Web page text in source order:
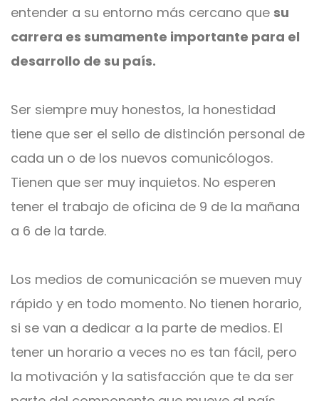
entender a su entorno más cercano que su
carrera es sumamente importante para el
desarrollo de su país.
Ser siempre muy honestos, la honestidad
tiene que ser el sello de distinción personal de
cada un o de los nuevos comunicólogos.
Tienen que ser muy inquietos. No esperen
tener el trabajo de oficina de 9 de la mañana
a 6 de la tarde.
Los medios de comunicación se mueven muy
rápido y en todo momento. No tienen horario,
si se van a dedicar a la parte de medios. El
tener un horario a veces no es tan fácil, pero
la motivación y la satisfacción que te da ser